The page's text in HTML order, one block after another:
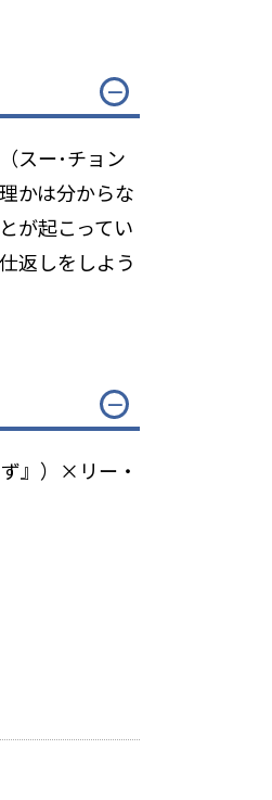
スー･チョン
かは分からな
が起こってい
返しをしよう
』）×リー・